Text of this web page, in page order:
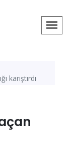
karıştırdı